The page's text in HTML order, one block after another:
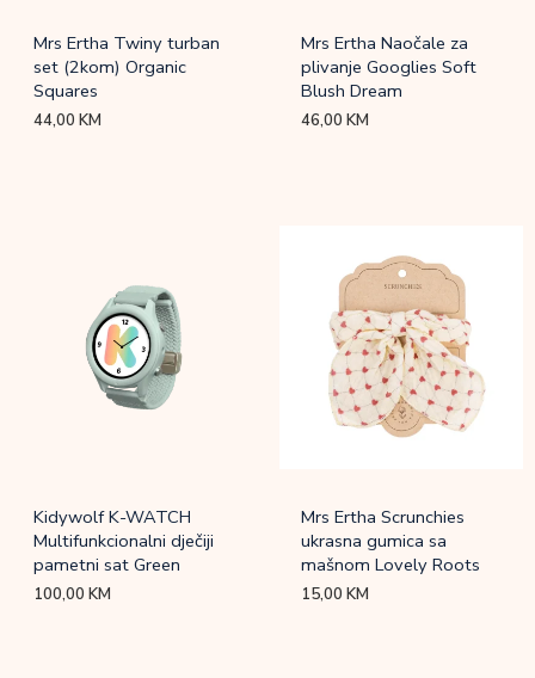
Mrs Ertha Twiny turban
set (2kom) Organic
Squares
44,00KM
Mrs Ertha Naočale za
plivanje Googlies Soft
Blush Dream
46,00KM
Kidywolf K-WATCH
Multifunkcionalni dječiji
pametni sat Green
100,00KM
Mrs Ertha Scrunchies
ukrasna gumica sa
mašnom Lovely Roots
15,00KM